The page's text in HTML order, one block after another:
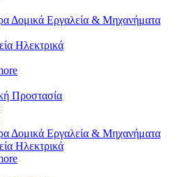
Δομικά Εργαλεία & Μηχανήματα
Ηλεκτρικά
Προστασία
Δομικά Εργαλεία & Μηχανήματα
Ηλεκτρικά